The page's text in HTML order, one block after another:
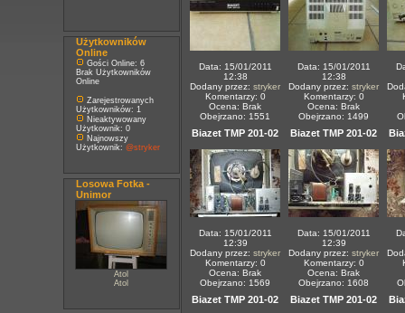
Użytkowników
Online
Gości Online: 6
Brak Użytkowników
Online
Zarejestrowanych
Użytkowników: 1
Nieaktywowany
Użytkownik: 0
Najnowszy
Użytkownik: @stryker
Losowa Fotka -
Unimor
Atol
Atol
Data: 15/01/2011
12:38
Dodany przez: stryker
Komentarzy: 0
Ocena: Brak
Obejrzano: 1551
Data: 15/01/2011
12:38
Dodany przez: stryker
Komentarzy: 0
Ocena: Brak
Obejrzano: 1499
Biazet TMP 201-02
Data: 15/01/2011
12:39
Dodany przez: stryker
Komentarzy: 0
Ocena: Brak
Obejrzano: 1569
Biazet TMP 201-02
Data: 15/01/2011
12:39
Dodany przez: stryker
Komentarzy: 0
Ocena: Brak
Obejrzano: 1608
Biazet TMP 201-02 Biazet TMP 201-02